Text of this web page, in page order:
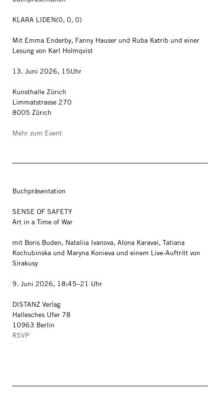
KLARA LIDEN(0, 0, 0)
Mit Emma Enderby, Fanny Hauser und Ruba Katrib und einer
Lesung von Karl Holmqvist
13. Juni 2026, 15Uhr
Kunsthalle Zürich
Limmatstrasse 270
8005 Zürich
Mehr zum Event
Buchpräsentation
SENSE OF SAFETY
Art in a Time of War
mit Boris Buden, Nataliia Ivanova, Alona Karavai, Tatiana
Kochubinska und Maryna Konieva und einem Live-Auftritt von
Sirakusy
9. Juni 2026, 18:45–21 Uhr
DISTANZ Verlag
Hallesches Ufer 78
10963 Berlin
RSVP